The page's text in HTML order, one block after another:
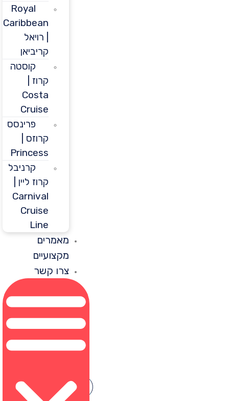
Royal
Caribbean
קריביאן
קוסטה
Costa
Cruise
פרינסס
קרוזס |
Princess
קרניבל
קרוז ליין |
Carnival
Cruise
מאמרים
מקצועיים
צרו קשר